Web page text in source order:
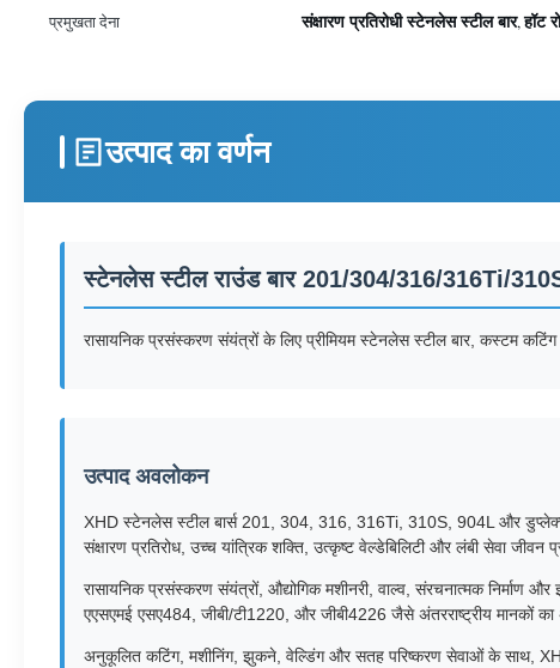
प्रमुखता देना
संक्षारण प्रतिरोधी स्टेनलेस स्टील बार,हॉट
उत्पाद का वर्णन
स्टेनलेस स्टील राउंड बार 201/304/316/316Ti/
रासायनिक प्रसंस्करण संयंत्रों के लिए प्रीमियम स्टेनलेस स्टील बार, कस्टम
उत्पाद अवलोकन
XHD स्टेनलेस स्टील बार्स 201, 304, 316, 316Ti, 310S, 904L और डुप्लेक्स
संक्षारण प्रतिरोध, उच्च यांत्रिक शक्ति, उत्कृष्ट वेल्डेबिलिटी और लंबी सेवा जीवन
रासायनिक प्रसंस्करण संयंत्रों, औद्योगिक मशीनरी, वाल्व, संरचनात्मक निर्माण
एएसएमई एसए484, जीबी/टी1220, और जीबी4226 जैसे अंतरराष्ट्रीय मानकों
अनुकूलित कटिंग, मशीनिंग, झुकने, वेल्डिंग और सतह परिष्करण सेवाओं के साथ,